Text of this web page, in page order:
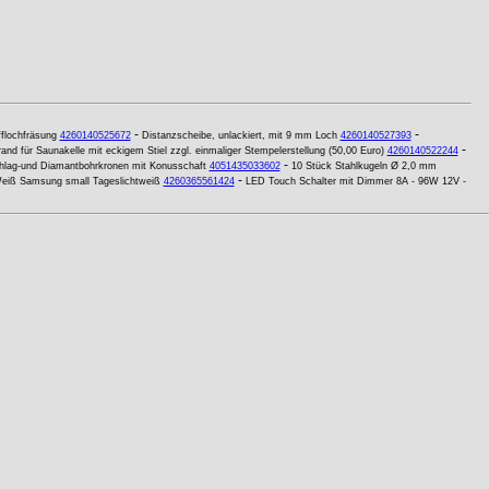
4260140525672- Distanzscheibe, unlackiert, mit 9 mm Loch 4260140527393-
für Saunakelle mit eckigem Stiel zzgl. einmaliger Stempelerstellung (50,00 Euro) 4260140522244-
und Diamantbohrkronen mit Konusschaft 4051435033602- 10 Stück Stahlkugeln Ø 2,0 mm
Samsung small Tageslichtweiß 4260365561424- LED Touch Schalter mit Dimmer 8A - 96W 12V -